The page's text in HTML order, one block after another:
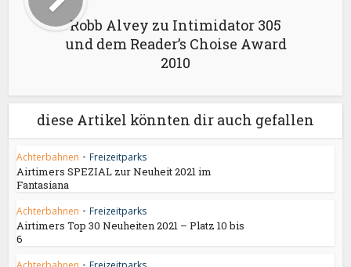
Robb Alvey zu Intimidator 305
und dem Reader’s Choise Award
2010
diese Artikel könnten dir auch gefallen
Achterbahnen • Freizeitparks
Airtimers SPEZIAL zur Neuheit 2021 im
Fantasiana
Achterbahnen • Freizeitparks
Airtimers Top 30 Neuheiten 2021 – Platz 10 bis
6